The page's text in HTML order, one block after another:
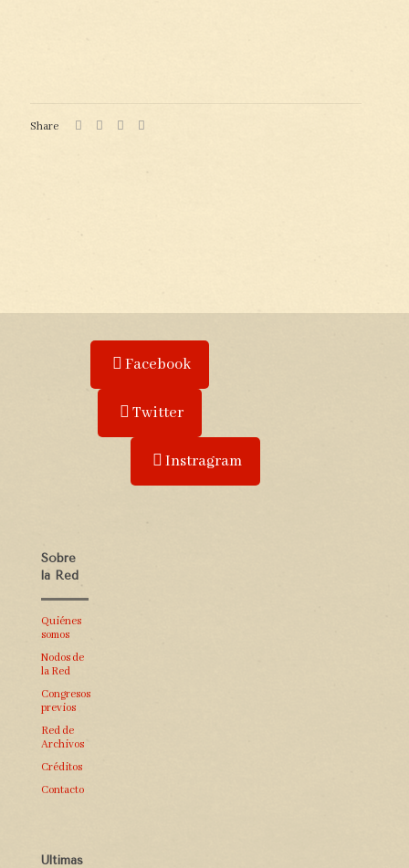
Share
Facebook
Twitter
Instragram
Sobre
la Red
Quiénes
somos
Nodos de
la Red
Congresos
previos
Red de
Archivos
Créditos
Contacto
Últimas